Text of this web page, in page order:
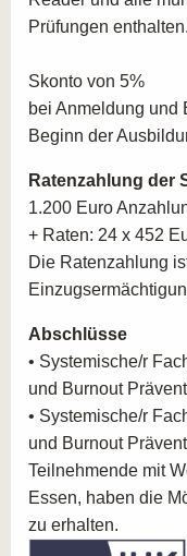
Fachbücher,
schriftlichen
Sie sind sich nicht
Optionen Sie
Informationen rund
PROFITIEREN
Unser Aus- und
Prävention.Über
formen unser
einfach den für Sie
Unsere
unverbindliches
Rede und Antwort.
können Sie die
berufsbegleitend
Inhalte der
Stressbewältigung
Inhalte der
im Alltag durch
Inhalte der
Inhalte der
Prüfungen enthalten.
Skonto von 5%
bei Anmeldung und
Beginn der
Ratenzahlung der
1.200 Euro
+ Raten: 24 x 452
Die Ratenzahlung
Abschlüsse
• Systemische/r
und Burnout
• Systemische/r
und Burnout
Teilnehmende mit
Essen, haben die
zu erhalten.